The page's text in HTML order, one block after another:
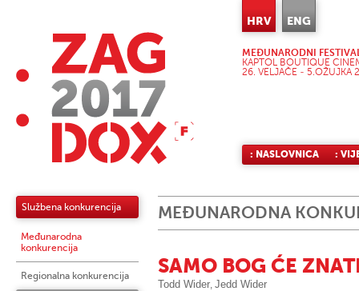
HRV ENG
MEĐUNARODNI
KAPTOL BOUTIQUE
26. VELJAČE - 5.OŽUJKA
: NASLOVNICA :
Službena konkurencija
Međunarodna
konkurencija
Regionalna konkurencija
MEĐUNARODNA
SAMO BOG ĆE
Todd Wider, Jedd Wider